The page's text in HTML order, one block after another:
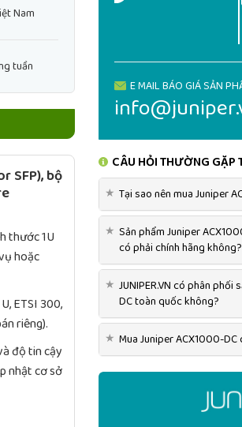
Nam
tuần
SFP), bộ
thước 1U
hoặc
ETSI 300,
riêng).
độ tin cậy
nhật cơ sở
E MAIL BÁO GIÁ SẢN
CÂU HỎI THƯỜNG GẶP
★ Tại sao nên mua Juniper
★ Sản phẩm Juniper
có phải chính hãng không?
★ JUNIPER.VN có phân
DC toàn quốc không?
★ Mua Juniper ACX1000-